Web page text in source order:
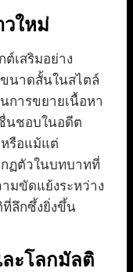
วใหม่
เสริมอย่าง
นาดสั้นในสไตล์
การขยายเนื้อหา
นชอบในอดีต
หรือแม้แต่
กฏตัวในบทบาทที่
มขัดแย้งระหว่าง
ลึกซึ้งยิ่งขึ้น
ละโลกมัลติ